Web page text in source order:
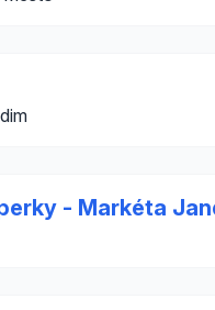
- Markéta